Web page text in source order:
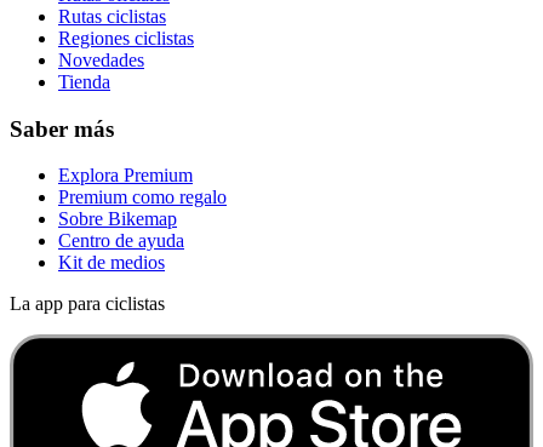
Rutas ciclistas
Regiones ciclistas
Novedades
Tienda
Saber más
Explora Premium
Premium como regalo
Sobre Bikemap
Centro de ayuda
Kit de medios
La app para ciclistas